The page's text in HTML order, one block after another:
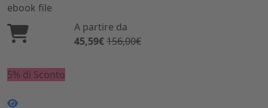
ebook file
A partire da
45,59€156,00€
5% di Sconto